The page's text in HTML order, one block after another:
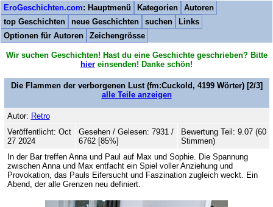
EroGeschichten.com: Hauptmenü Kategorien
Autoren
top Geschichten
neue Geschichten suchen
Links
Optionen für Autoren
Zeichengrösse
Wir suchen Geschichten! Hast du eine Geschichte geschrieben? Bitte
hier einsenden! Danke schön!
Die Flammen der verborgenen Lust(fm:Cuckold, 4199Wörter) [2/3]
alle Teile anzeigen
Autor: Retro
Veröffentlicht: Oct
27 2024
Gesehen / Gelesen: 7931 /
6762 [85%]
Bewertung Teil: 9.07 (60
Stimmen)
In der Bar treffen Anna und Paul auf Max und Sophie. Die Spannung
zwischen Anna und Max entfacht ein Spiel voller Anziehung und
Provokation, das Pauls Eifersucht und Faszination zugleich weckt. Ein
Abend, der alle Grenzen neu definiert.